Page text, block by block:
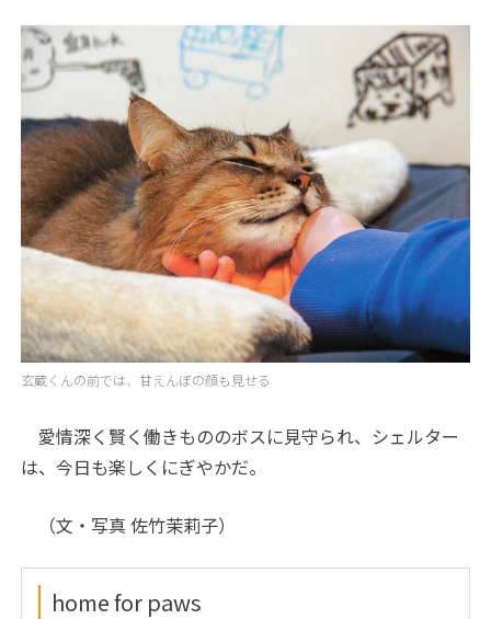
玄蔵くんの前では、甘えんぼの顔も見せる
愛情深く賢く働きもののボスに見守られ、シェルター
は、今日も楽しくにぎやかだ。
（文・写真 佐竹茉莉子）
home for paws